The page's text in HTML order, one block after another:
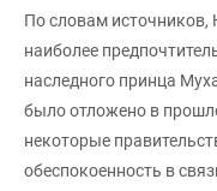
По словам
наиболее
наследного принца
было отложено в
некоторые
обеспокоенность в